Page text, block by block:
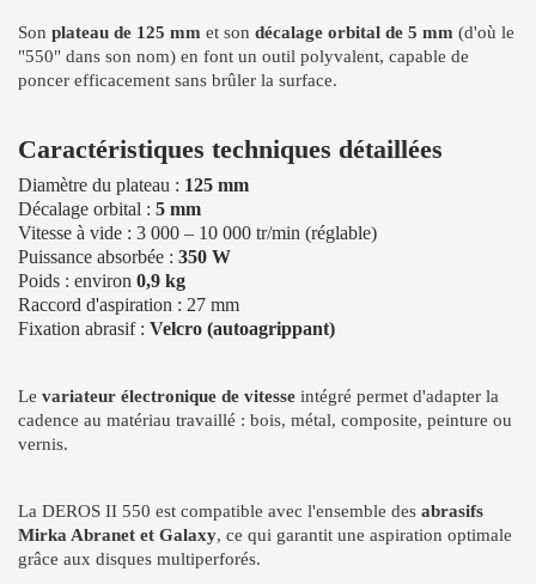
Son plateau de 125 mm et son décalage orbital de 5 mm (d'où le
"550" dans son nom) en font un outil polyvalent, capable de
poncer efficacement sans brûler la surface.
Caractéristiques techniques détaillées
Diamètre du plateau : 125 mm
Décalage orbital : 5 mm
Vitesse à vide : 3 000 – 10 000 tr/min (réglable)
Puissance absorbée : 350 W
Poids : environ 0,9 kg
Raccord d'aspiration : 27 mm
Fixation abrasif : Velcro (autoagrippant)
Le variateur électronique de vitesse intégré permet d'adapter la
cadence au matériau travaillé : bois, métal, composite, peinture ou
vernis.
La DEROS II 550 est compatible avec l'ensemble des abrasifs
Mirka Abranet et Galaxy, ce qui garantit une aspiration optimale
grâce aux disques multiperforés.